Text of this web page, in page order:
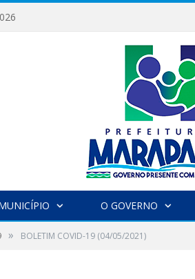
O GOVERNO
» BOLETIM COVID-19 (04/05/2021)